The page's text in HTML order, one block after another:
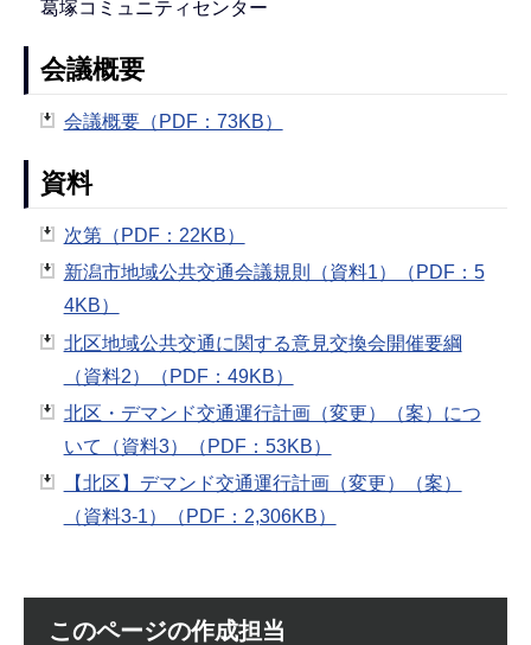
葛塚コミュニティセンター
会議概要
会議概要（PDF：73KB）
資料
次第（PDF：22KB）
新潟市地域公共交通会議規則（資料1）（PDF：5
4KB）
北区地域公共交通に関する意見交換会開催要綱
（資料2）（PDF：49KB）
北区・デマンド交通運行計画（変更）（案）につ
いて（資料3）（PDF：53KB）
【北区】デマンド交通運行計画（変更）（案）
（資料3-1）（PDF：2,306KB）
このページの作成担当